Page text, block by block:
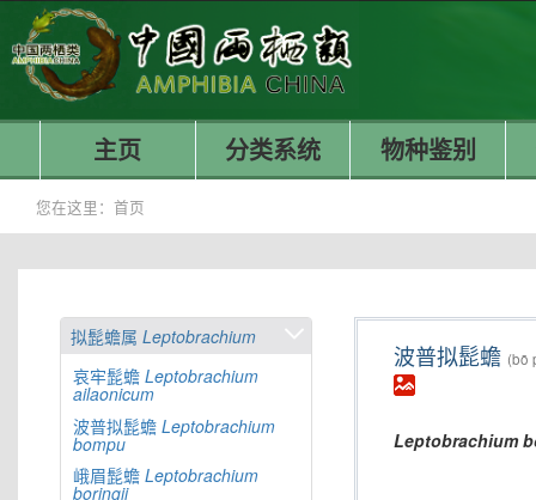
主页 分类系统 物种鉴别
您在这里： 首页
拟髭蟾属 Leptobrachium
哀牢髭蟾 Leptobrachium
ailaonicum
波普拟髭蟾 Leptobrachium
bompu
峨眉髭蟾 Leptobrachium
boringii
波普拟髭蟾 (bō
Leptobrachium